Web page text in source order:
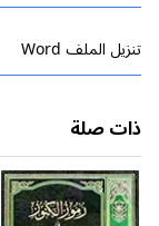
تنزیل الملف Word
ذات صلة